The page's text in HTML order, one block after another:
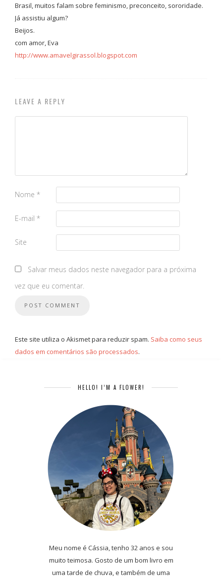
Brasil, muitos falam sobre feminismo, preconceito, sororidade.
Já assistiu algum?
Beijos.
com amor, Eva
http://www.amavelgirassol.blogspot.com
LEAVE A REPLY
Nome *
E-mail *
Site
Salvar meus dados neste navegador para a próxima
vez que eu comentar.
Este site utiliza o Akismet para reduzir spam. Saiba como seus
dados em comentários são processados.
HELLO! I’M A FLOWER!
Meu nome é Cássia, tenho 32 anos e sou
muito teimosa. Gosto de um bom livro em
uma tarde de chuva, e também de uma